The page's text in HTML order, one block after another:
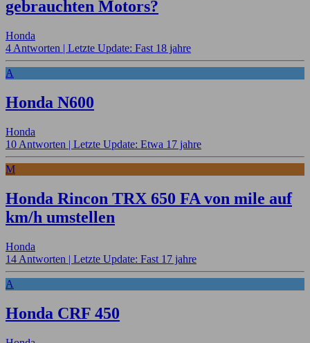
gebrauchten Motors?
Honda
4 Antworten | Letzte Update: Fast 18 jahre
A
Honda N600
Honda
10 Antworten | Letzte Update: Etwa 17 jahre
M
Honda Rincon TRX 650 FA von mile auf
km/h umstellen
Honda
14 Antworten | Letzte Update: Fast 17 jahre
A
Honda CRF 450